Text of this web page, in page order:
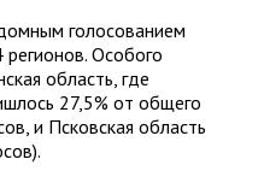
голосованием
Особого
область, где
27,5% от общего
и Псковская область